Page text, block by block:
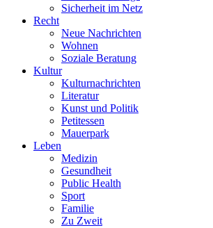
Sicherheit im Netz
Recht
Neue Nachrichten
Wohnen
Soziale Beratung
Kultur
Kulturnachrichten
Literatur
Kunst und Politik
Petitessen
Mauerpark
Leben
Medizin
Gesundheit
Public Health
Sport
Familie
Zu Zweit